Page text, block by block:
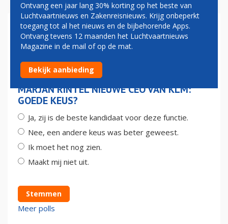
MARJAN RINTEL NIEUWE CEO
VAN KLM: GOEDE KEUS?
MARJAN RINTEL NIEUWE CEO VAN KLM:
GOEDE KEUS?
Ja, zij is de beste kandidaat voor deze functie.
Nee, een andere keus was beter geweest.
Ik moet het nog zien.
Maakt mij niet uit.
Stemmen
Meer polls
Ontvang een jaar lang 30% korting op het beste van
Luchtvaartnieuws en Zakenreisnieuws. Krijg onbeperkt
toegang tot al het nieuws en de bijbehorende Apps.
Ontvang tevens 12 maanden het Luchtvaartnieuws
Magazine in de mail of op de mat.
Bekijk aanbieding